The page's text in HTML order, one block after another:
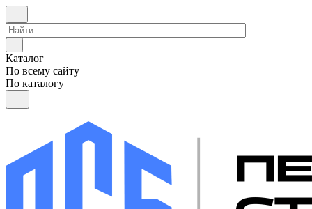
Каталог
По всему сайту
По каталогу